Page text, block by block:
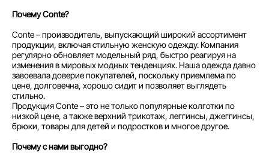
Почему Conte?
Conte – производитель, выпускающий широкий ассортимент
продукции, включая стильную женскую одежду. Компания
регулярно обновляет модельный ряд, быстро реагируя на
изменения в мировых модных тенденциях. Наша одежда давно
завоевала доверие покупателей, поскольку приемлема по
цене, долговечна, хорошо сидит и позволяет выглядеть
стильно.
Продукция Conte – это не только популярные колготки по
низкой цене, а также верхний трикотаж, леггинсы, джеггинсы,
брюки, товары для детей и подростков и многое другое.
Почему с нами выгодно?